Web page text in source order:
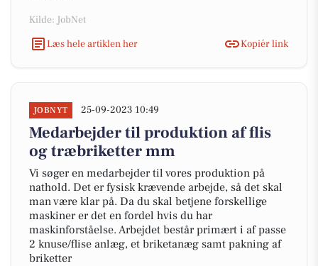
Kilde: JobNet
Læs hele artiklen her
Kopiér link
JOBNYT 25-09-2023 10:49
Medarbejder til produktion af flis
og træbriketter mm
Vi søger en medarbejder til vores produktion på
nathold. Det er fysisk krævende arbejde, så det skal
man være klar på. Da du skal betjene forskellige
maskiner er det en fordel hvis du har
maskinforståelse. Arbejdet består primært i af passe
2 knuse/flise anlæg, et briketanæg samt pakning af
briketter